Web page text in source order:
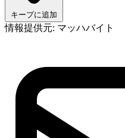
キープに追加
情報提供元: マッハバイト